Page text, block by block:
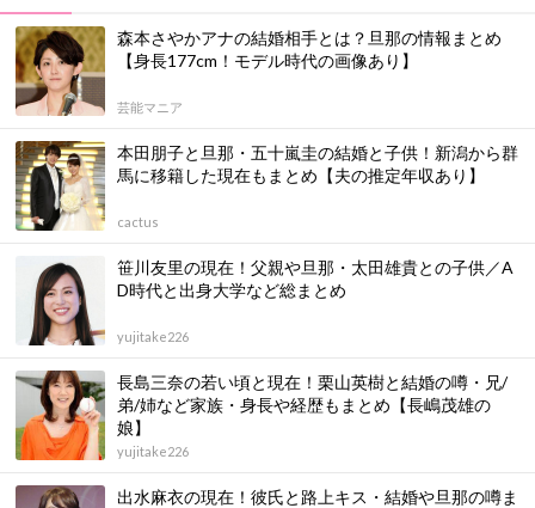
森本さやかアナの結婚相手とは？旦那の情報まとめ
【身長177cm！モデル時代の画像あり】
芸能マニア
本田朋子と旦那・五十嵐圭の結婚と子供！新潟から群
馬に移籍した現在もまとめ【夫の推定年収あり】
cactus
笹川友里の現在！父親や旦那・太田雄貴との子供／A
D時代と出身大学など総まとめ
yujitake226
長島三奈の若い頃と現在！栗山英樹と結婚の噂・兄/
弟/姉など家族・身長や経歴もまとめ【長嶋茂雄の
娘】
yujitake226
出水麻衣の現在！彼氏と路上キス・結婚や旦那の噂ま